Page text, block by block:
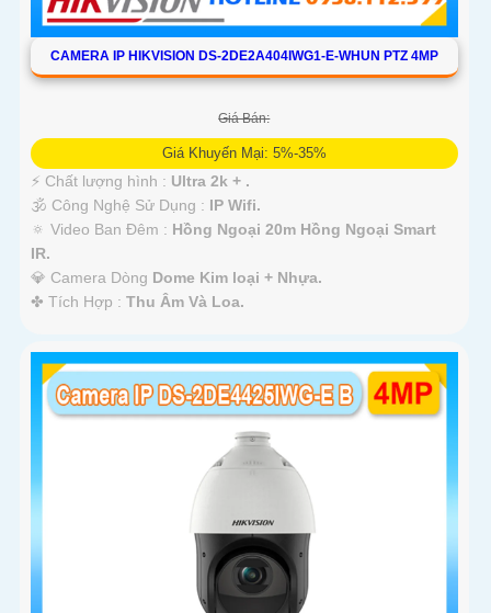
CAMERA IP HIKVISION DS-2DE2A404IWG1-E-WHUN PTZ 4MP
Giá Bán:
Giá Khuyến Mại: 5%-35%
️⚡ Chất lượng hình : Ultra 2k + .
🕉️ Công Nghệ Sử Dụng : IP Wifi.
🔅 Video Ban Đêm : Hồng Ngoại 20m Hồng Ngoại Smart
IR.
💎 Camera Dòng Dome Kim loại + Nhựa.
️✤ Tích Hợp : Thu Âm Và Loa.